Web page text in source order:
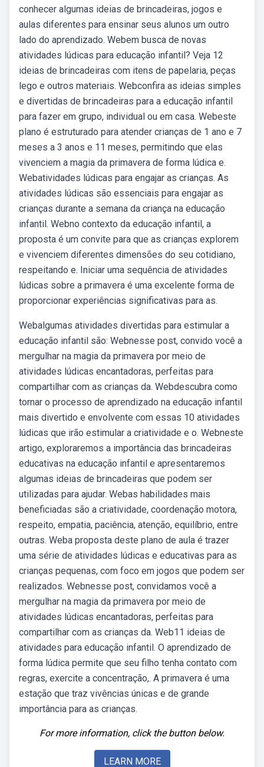
conhecer algumas ideias de brincadeiras, jogos e
aulas diferentes para ensinar seus alunos um outro
lado do aprendizado. Webem busca de novas
atividades lúdicas para educação infantil? Veja 12
ideias de brincadeiras com itens de papelaria, peças
lego e outros materiais. Webconfira as ideias simples
e divertidas de brincadeiras para a educação infantil
para fazer em grupo, individual ou em casa. Webeste
plano é estruturado para atender crianças de 1 ano e 7
meses a 3 anos e 11 meses, permitindo que elas
vivenciem a magia da primavera de forma lúdica e.
Webatividades lúdicas para engajar as crianças. As
atividades lúdicas são essenciais para engajar as
crianças durante a semana da criança na educação
infantil. Webno contexto da educação infantil, a
proposta é um convite para que as crianças explorem
e vivenciem diferentes dimensões do seu cotidiano,
respeitando e. Iniciar uma sequência de atividades
lúdicas sobre a primavera é uma excelente forma de
proporcionar experiências significativas para as.
Webalgumas atividades divertidas para estimular a
educação infantil são: Webnesse post, convido você a
mergulhar na magia da primavera por meio de
atividades lúdicas encantadoras, perfeitas para
compartilhar com as crianças da. Webdescubra como
tornar o processo de aprendizado na educação infantil
mais divertido e envolvente com essas 10 atividades
lúdicas que irão estimular a criatividade e o. Webneste
artigo, exploraremos a importância das brincadeiras
educativas na educação infantil e apresentaremos
algumas ideias de brincadeiras que podem ser
utilizadas para ajudar. Webas habilidades mais
beneficiadas são a criatividade, coordenação motora,
respeito, empatia, paciência, atenção, equilíbrio, entre
outras. Weba proposta deste plano de aula é trazer
uma série de atividades lúdicas e educativas para as
crianças pequenas, com foco em jogos que podem ser
realizados. Webnesse post, convidamos você a
mergulhar na magia da primavera por meio de
atividades lúdicas encantadoras, perfeitas para
compartilhar com as crianças da. Web11 ideias de
atividades para educação infantil. O aprendizado de
forma lúdica permite que seu filho tenha contato com
regras, exercite a concentração,. A primavera é uma
estação que traz vivências únicas e de grande
importância para as crianças.
For more information, click the button below.
LEARN MORE